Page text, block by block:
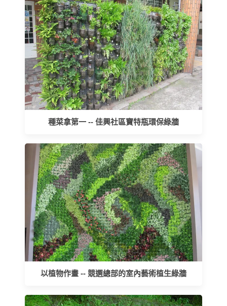
種菜拿第一 -- 佳興社區寶特瓶環保綠牆
以植物作畫 -- 競選總部的室內藝術植生綠牆